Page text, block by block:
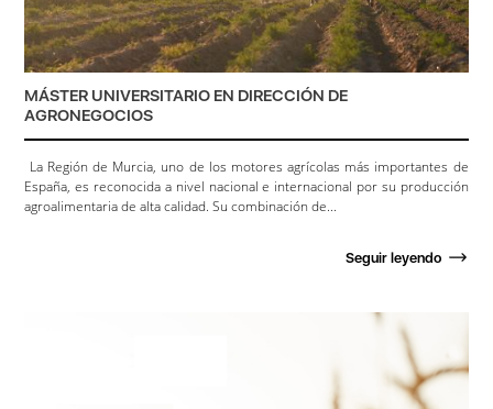
MÁSTER UNIVERSITARIO EN DIRECCIÓN DE
AGRONEGOCIOS
La Región de Murcia, uno de los motores agrícolas más importantes de
España, es reconocida a nivel nacional e internacional por su producción
agroalimentaria de alta calidad. Su combinación de...
Seguir leyendo